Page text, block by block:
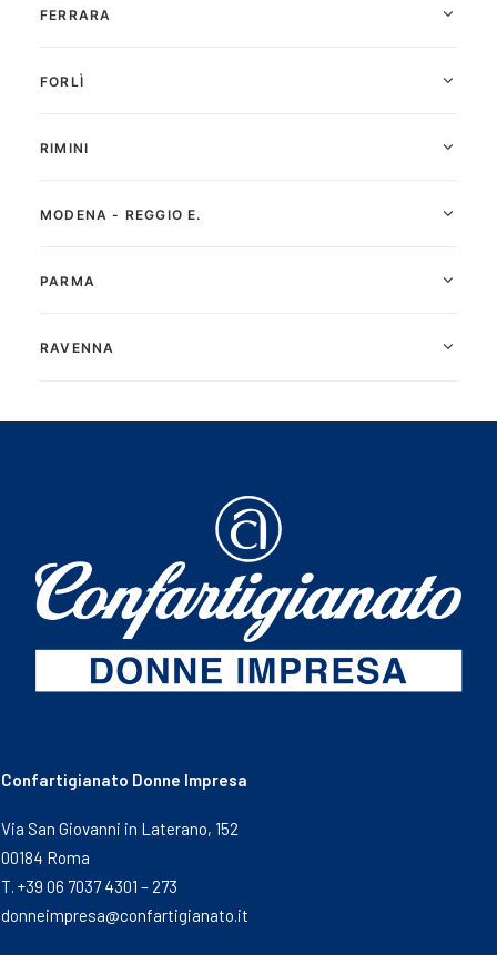
FERRARA
FORLÌ
RIMINI
MODENA - REGGIO E.
PARMA
RAVENNA
Confartigianato Donne Impresa
Via San Giovanni in Laterano, 152
00184 Roma
T. +39 06 7037 4301 – 273
donneimpresa@confartigianato.it